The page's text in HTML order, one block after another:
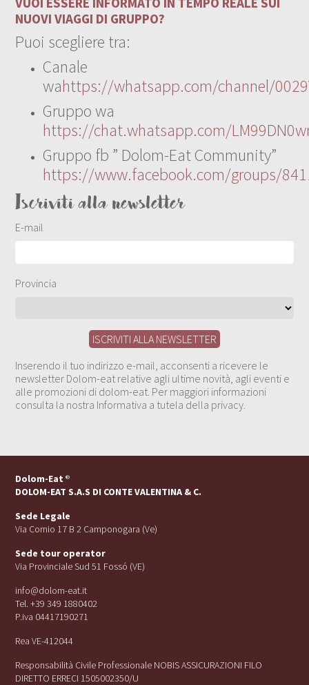
NUOVI VIAGGI DI GRUPPO?
Puoi scegliere tra:
Canale
wahttps://whatsapp.com/channel/
Gruppo wa
https://chat.whatsapp.com/
Gruppo fb ” Dolom-Eat Community”
https://www.facebook.com/groups/
Iscriviti alla newsletter
E-mail
Provincia
Inserendo il tuo indirizzo e-mail, acconsenti a ricevere le
newsletter Dolom-eat relative agli ultime novità, agli eventi e
alle promozioni di dolom-eat. Per maggiori informazioni
consulta la nostra Informativa a tutela della privacy.
Dolom-Eat ®
DOLOM-EAT S.A.S DI CONTE VALENTINA & C.
Sede Legale
Via Cornio 17 B 2 Camponogara (Ve)
Sede tour operator
Via Provinciale Sud 51 Fossó (VE)
info@dolom-eat.it
Tel. +39 349 1880402
P.iva 04417190271
Rea VE-412044
Responsabilità Civile Professionale NOBIS ASSICURAZIONI FILO
DIRETTO ERRECI 1505002350/U